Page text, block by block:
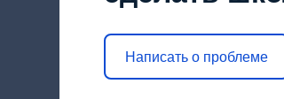
Написать о проблеме